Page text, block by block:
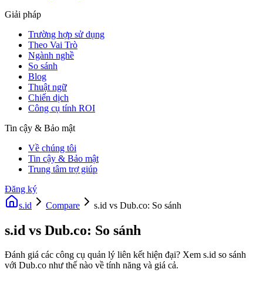
Giải pháp
Trường hợp sử dụng
Theo Vai Trò
Ngành nghề
So sánh
Blog
Thuật ngữ
Chiến dịch
Công cụ tính ROI
Tin cậy & Bảo mật
Về chúng tôi
Tin cậy & Bảo mật
Trung tâm trợ giúp
Đăng ký
s.id
Compare s.id vs Dub.co: So sánh
s.id vs Dub.co: So sánh
Đánh giá các công cụ quản lý liên kết hiện đại? Xem s.id so sánh
với Dub.co như thế nào về tính năng và giá cả.